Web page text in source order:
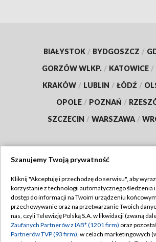
BIAŁYSTOK / BYDGOSZCZ /
GORZÓW WLKP. / KATOWICE /
KRAKÓW / LUBLIN / ŁÓDŹ /
OPOLE / POZNAŃ /
SZCZECIN / WARSZAWA /
TVP
Abonament TVP
Emisja w TVP
Centrum informacji TVP
Regulamin TVP
Polityka prywatności
Szanujemy Twoją prywatność
Kliknij "Akceptuję i przechodzę do serwisu", aby
korzystanie z technologii automatycznego śledzenia
dostęp do informacji na Twoim urządzeniu
przechowywanie oraz na przetwarzanie Twoich
nas, czyli Telewizję Polską S.A. w likwidacji (zwaną
Zaufanych Partnerów z IAB* (1201 firm) oraz
Partnerów TVP (93 firm), w celach marketingowych